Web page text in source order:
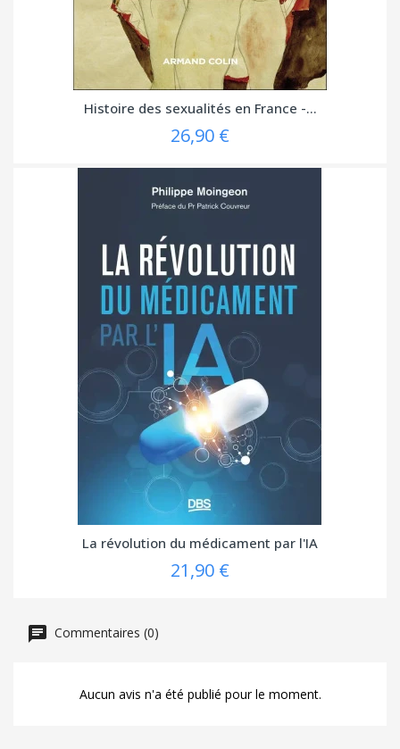
Histoire des sexualités en France -...
26,90 €
La révolution du médicament par l'IA
21,90 €
Commentaires (0)
Aucun avis n'a été publié pour le moment.